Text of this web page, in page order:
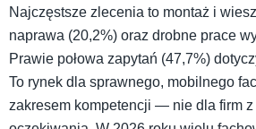
Najczęstsze zlecenia to montaż i
naprawa (20,2%) oraz drobne prace
Prawie połowa zapytań (47,7%)
To rynek dla sprawnego, mobilnego
zakresem kompetencji — nie dla firm z